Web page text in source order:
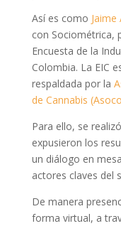
Así es como
con Sociométrica,
Encuesta de la
Colombia. La EIC
respaldada por la
de Cannabis
Para ello, se
expusieron los
un diálogo en
actores claves del
De manera
forma virtual, a